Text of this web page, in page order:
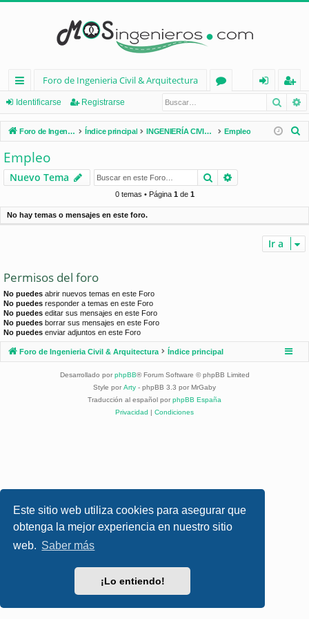
Este sitio web utiliza cookies para asegurar que
obtenga la mejor experiencia en nuestro sitio
web. Saber más
¡Lo entiendo!
nl
ac
es
rá
pi
d
Foro de Ingenieria Civil & Arquitectura
os
nt
ifi
e
eg
ist
ra
Identificarse Registrarse
Foro de Ingenieria Civil & Arquitectura Índice principal INGENIERÍA CIVIL (España) Empleo
r
Empleo
Nuevo Tema Buscar
0 temas • Página 1de 1
No hay temas o mensajes en este foro.
Ir a
Permisos del foro
No puedes abrir nuevos temas en este Foro
No puedes responder a temas en este Foro
No puedes editar sus mensajes en este Foro
No puedes borrar sus mensajes en este Foro
No puedes enviar adjuntos en este Foro
Foro de Ingenieria Civil & Arquitectura Índice principal
Desarrollado por phpBB® Forum Software © phpBB Limited
Style por Arty - phpBB 3.3 por MrGaby
Traducción al español por phpBB España
Privacidad | Condiciones